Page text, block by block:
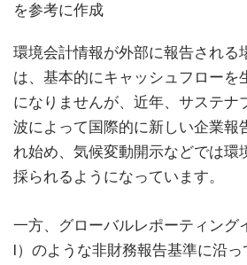
を参考に作成
環境会計情報が外部に報告される
は、基本的にキャッシュフローを
になりませんが、近年、サステナ
波によって国際的に新しい企業報
れ始め、気候変動開示などでは環
採られるようになっています。
一方、グローバルレポーティング
I）のような非財務報告基準に沿っ